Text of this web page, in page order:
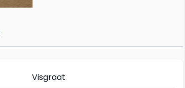
Visgraat